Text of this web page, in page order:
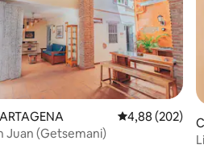
4,88 de uma
4,88 (202)
Juan (Getsemani)